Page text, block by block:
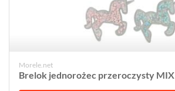
Morele.net
Brelok jednorożec przeroczysty MIX